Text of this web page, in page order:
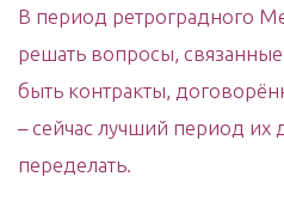
В период ретроградного
решать вопросы,
быть контракты,
– сейчас лучший период их
переделать.